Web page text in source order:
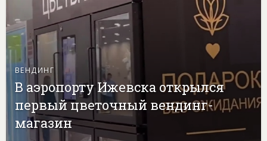
ВЕНДИНГ
В аэропорту Ижевска открылся
первый цветочный вендинг-
магазин